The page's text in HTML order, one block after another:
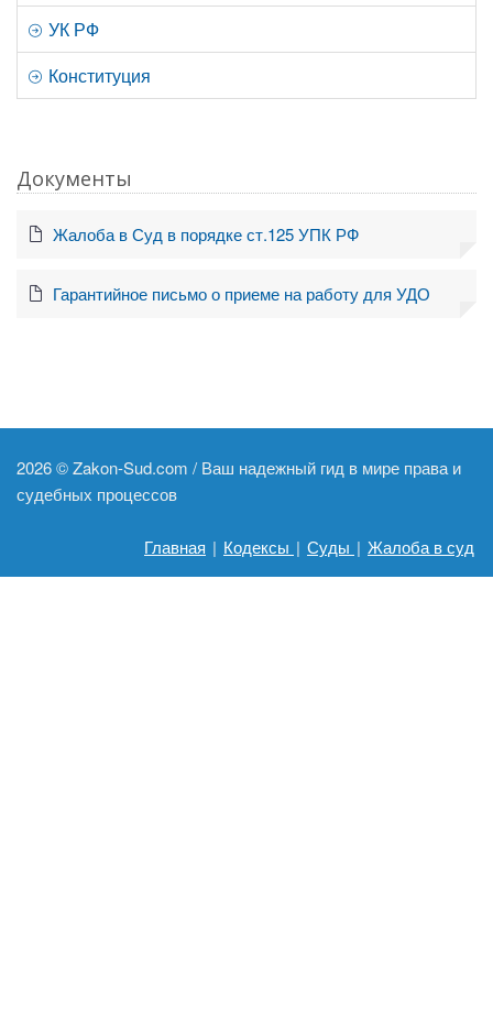
УК РФ
Конституция
Документы
Жалоба в Суд в порядке ст.125 УПК РФ
Гарантийное письмо о приеме на работу для УДО
2026 ©Zakon-Sud.com / Ваш надежный гид в мире права и
судебных процессов
Главная | Кодексы | Суды | Жалоба в суд